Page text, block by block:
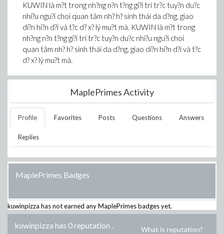
KUWIN là m?t trong nh?ng n?n t?ng gi?i trí tr?c tuy?n du?c
nhi?u ngu?i choi quan tâm nh? h? sinh thái da d?ng, giao
di?n hi?n d?i và t?c d? x? lý mu?t mà. KUWIN là m?t trong
nh?ng n?n t?ng gi?i trí tr?c tuy?n du?c nhi?u ngu?i choi
quan tâm nh? h? sinh thái da d?ng, giao di?n hi?n d?i và t?c
d? x? lý mu?t mà.
MaplePrimes Activity
Profile Favorites Posts Questions Answers
Replies
MaplePrimes Badges
kuwinpizza has not earned any MaplePrimes badges yet.
kuwinpizza has 0 reputation . What is reputation?